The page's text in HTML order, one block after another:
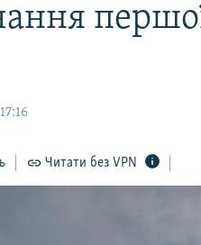
Читати без VPN